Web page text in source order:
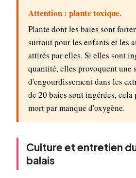
Attention : plante toxique.
Plante dont les baies sont
surtout pour les enfants et les
attirés par elles. Si elles sont
quantité, elles provoquent une
d'engourdissement dans les
de 20 baies sont ingérées, cela
mort par manque d'oxygène.
Culture et entretien
balais